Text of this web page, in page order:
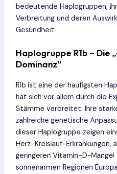
bedeutende Haplogruppen,
Verbreitung und deren
Gesundheit.
Haplogruppe R1b – Die
Dominanz“
R1b ist eine der häufigsten
hat sich vor allem durch die
Stämme verbreitet. Ihre
zahlreiche genetische
dieser Haplogruppe zeigen
Herz-Kreislauf-Erkrankungen,
geringeren Vitamin-D-Mangel
sonnenarmen Regionen